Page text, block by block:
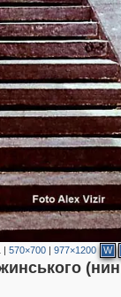
|570×700 |977×1200 W